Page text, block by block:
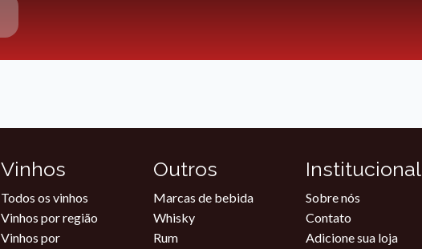
Vinhos
Todos os vinhos
Vinhos por região
Vinhos por
Outros
Marcas de bebida
Whisky
Rum
Institucional
Sobre nós
Contato
Adicione sua loja